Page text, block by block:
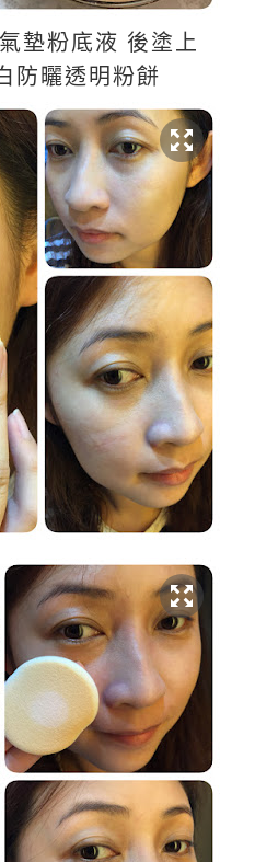
墊粉底液 後塗上
防曬透明粉餅